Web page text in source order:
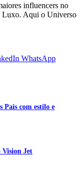
influencers no
Aqui o Universo
WhatsApp
Pais com estilo e
Vision Jet